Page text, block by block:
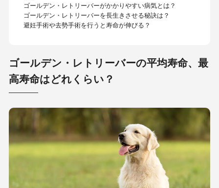
ゴールデン・レトリーバーがかかりやすい病気とは？
ゴールデン・レトリーバーを長生きさせる秘訣は？
避妊手術や去勢手術を行うと寿命が伸びる？
ゴールデン・レトリーバーの平均寿命、最
高寿命はどれくらい？